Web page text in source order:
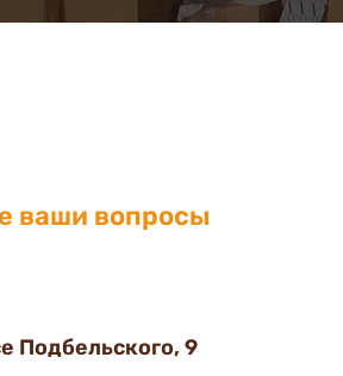
ваши вопросы
Подбельского, 9